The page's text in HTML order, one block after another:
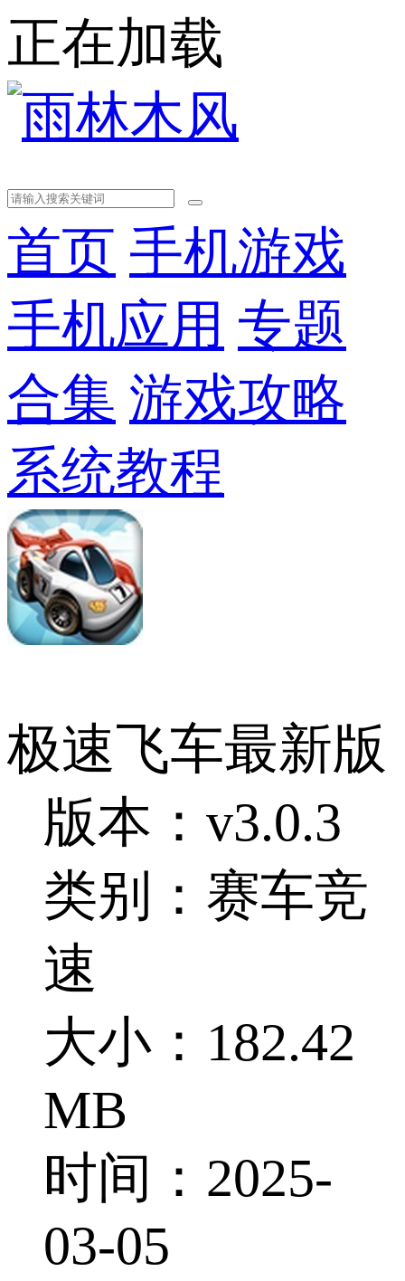
正在加载
首页 手机游戏
手机应用 专题
合集 游戏攻略
系统教程
极速飞车最新版
版本：v3.0.3
类别：赛车竞
速
大小：182.42
MB
时间：2025-
03-05